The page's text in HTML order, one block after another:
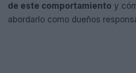
de este comportamiento y
abordarlo como dueños